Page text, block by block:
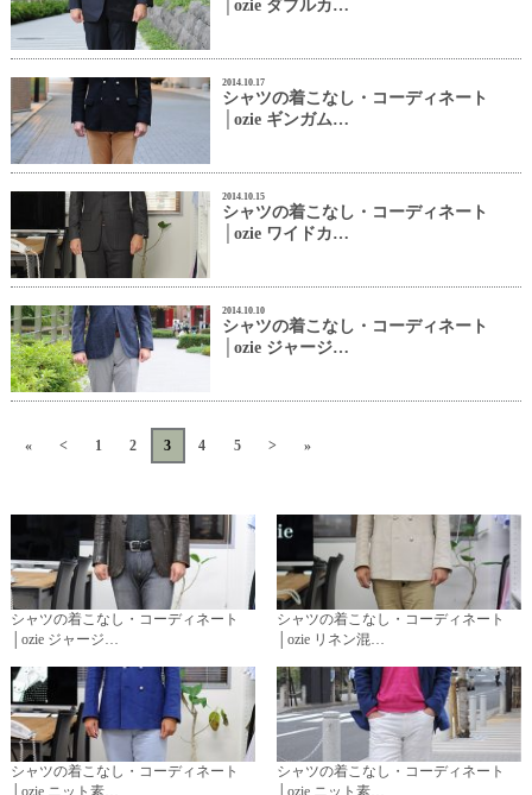
│ozie ダブルカ…
2014.10.17
シャツの着こなし・コーディネート
│ozie ギンガム…
2014.10.15
シャツの着こなし・コーディネート
│ozie ワイドカ…
2014.10.10
シャツの着こなし・コーディネート
│ozie ジャージ…
« < 1 2 3 4 5 > »
シャツの着こなし・コーディネート
│ozie ジャージ…
シャツの着こなし・コーディネート
│ozie リネン混…
シャツの着こなし・コーディネート
│ozie ニット素…
シャツの着こなし・コーディネート
│ozie ニット素…